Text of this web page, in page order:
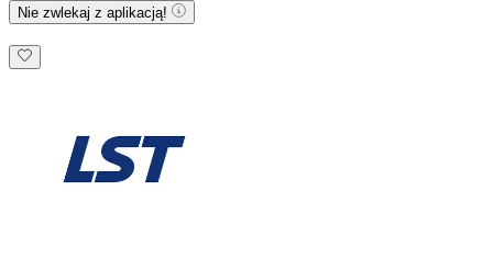
Nie zwlekaj z aplikacją!